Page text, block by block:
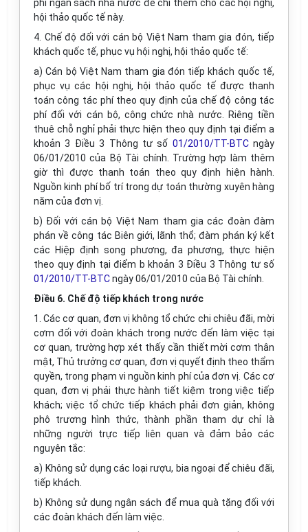
phí ngân sách nhà nước để chi thêm cho các hội nghị,
hội thảo quốc tế này.
4. Chế độ đối với cán bộ Việt Nam tham gia đón, tiếp
khách quốc tế, phục vụ hội nghị, hội thảo quốc tế:
a) Cán bộ Việt Nam tham gia đón tiếp khách quốc tế,
phục vụ các hội nghị, hội thảo quốc tế được thanh
toán công tác phí theo quy định của chế độ công tác
phí đối với cán bộ, công chức nhà nước. Riêng tiền
thuê chỗ nghỉ phải thực hiện theo quy định tại điểm a
khoản 3 Điều 3 Thông tư số 01/2010/TT-BTCngày
06/01/2010 của Bộ Tài chính. Trường hợp làm thêm
giờ thì được thanh toán theo quy định hiện hành.
Nguồn kinh phí bố trí trong dự toán thường xuyên hàng
năm của đơn vị.
b) Đối với cán bộ Việt Nam tham gia các đoàn đàm
phán về công tác Biên giới, lãnh thổ; đàm phán ký kết
các Hiệp định song phương, đa phương, thực hiện
theo quy định tại điểm b khoản 3 Điều 3 Thông tư số
01/2010/TT-BTCngày 06/01/2010 của Bộ Tài chính.
Điều 6. Chế độ tiếp khách trong nước
1. Các cơ quan, đơn vị không tổ chức chi chiêu đãi, mời
cơm đối với đoàn khách trong nước đến làm việc tại
cơ quan, trường hợp xét thấy cần thiết mời cơm thân
mật, Thủ trưởng cơ quan, đơn vị quyết định theo thẩm
quyền, trong phạm vi nguồn kinh phí của đơn vị. Các cơ
quan, đơn vị phải thực hành tiết kiệm trong việc tiếp
khách; việc tổ chức tiếp khách phải đơn giản, không
phô trương hình thức, thành phần tham dự chỉ là
những người trực tiếp liên quan và đảm bảo các
nguyên tắc:
a) Không sử dụng các loại rượu, bia ngoại để chiêu đãi,
tiếp khách.
b) Không sử dụng ngân sách để mua quà tặng đối với
các đoàn khách đến làm việc.